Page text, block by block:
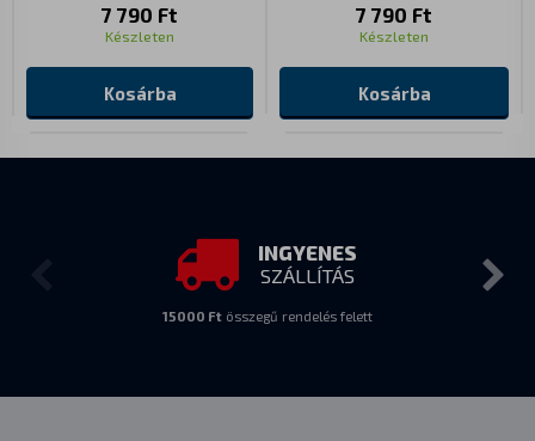
7 790 Ft
Készleten
Kosárba
7 790 Ft
Készleten
Kosárba
INGYENES
SZÁLLÍTÁS
15000 Ft összegű rendelés felett